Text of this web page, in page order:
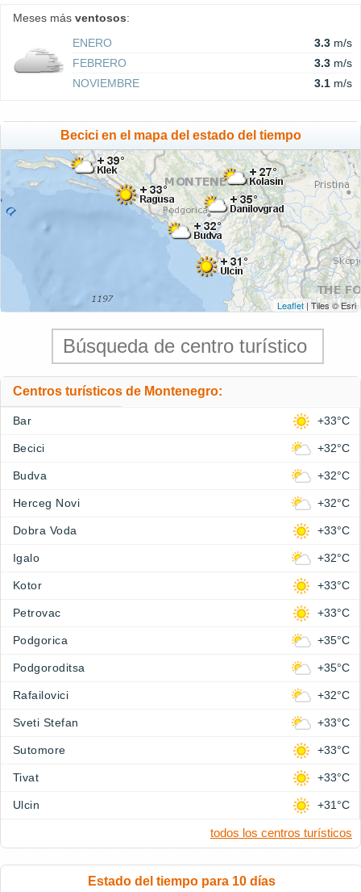
Meses más ventosos:
ENERO
3.3 m/s
FEBRERO
3.3 m/s
NOVIEMBRE
3.1 m/s
Becici en el mapa del estado del tiempo
Leaflet | Tiles © Esri
Centros turísticos de Montenegro:
Bar +33°C
Becici +32°C
Budva +32°C
Herceg Novi +32°C
Dobra Voda +33°C
Igalo +32°C
Kotor +33°C
Petrovac +33°C
Podgorica +35°C
Podgoroditsa +35°C
Rafailovici +32°C
Sveti Stefan +33°C
Sutomore +33°C
Tivat +33°C
Ulcin +31°C
todos los centros turísticos
Estado del tiempo para 10 días